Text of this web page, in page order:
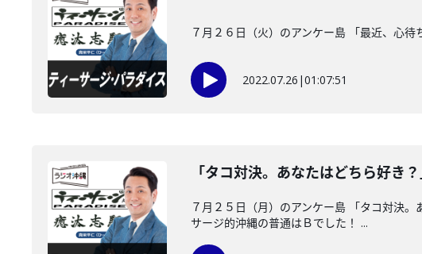
７月２６日（火）のアンケー島 「最近、心
2022.07.26 |01:07:51
「タコ対決。あなたはどちら好き？
７月２５日（月）のアンケー島 「タコ対決
サージ的沖縄の普通はＢでした！ ...